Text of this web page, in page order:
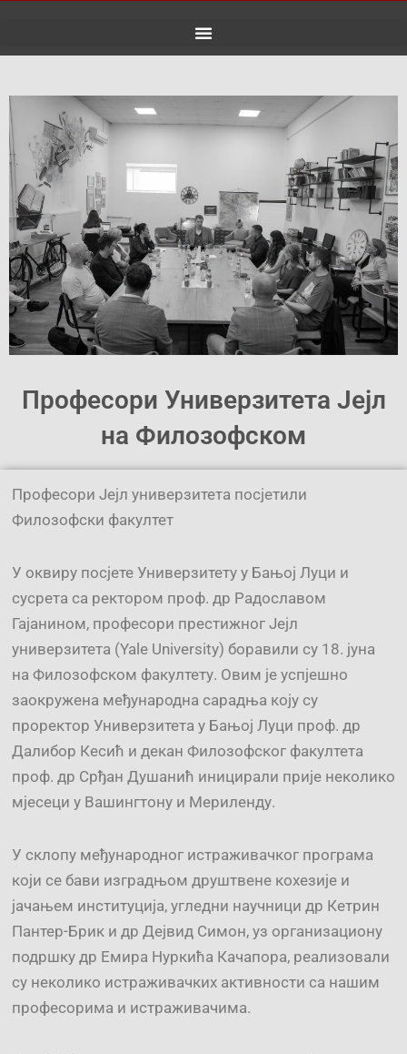
Професори Универзитета Јејл
на Филозофском
Професори Јејл универзитета посјетили
Филозофски факултет
У оквиру посјете Универзитету у Бањој Луци и
сусрета са ректором проф. др Радославом
Гајанином, професори престижног Јејл
универзитета (Yale University) боравили су 18. јуна
на Филозофском факултету. Овим је успјешно
заокружена међународна сарадња коју су
проректор Универзитета у Бањој Луци проф. др
Далибор Кесић и декан Филозофског факултета
проф. др Срђан Душанић иницирали прије неколико
мјесеци у Вашингтону и Мериленду.
У склопу међународног истраживачког програма
који се бави изградњом друштвене кохезије и
јачањем институција, угледни научници др Кетрин
Пантер-Брик и др Дејвид Симон, уз организациону
подршку др Емира Нуркића Качапора, реализовали
су неколико истраживачких активности са нашим
професорима и истраживачима.